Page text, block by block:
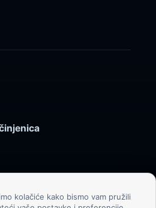
kolačiće kako bismo vam pružili